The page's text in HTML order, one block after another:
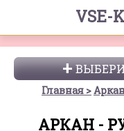
VSE-
Главная
АРКАН -